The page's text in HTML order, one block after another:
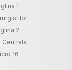
1
2
Centrala
16